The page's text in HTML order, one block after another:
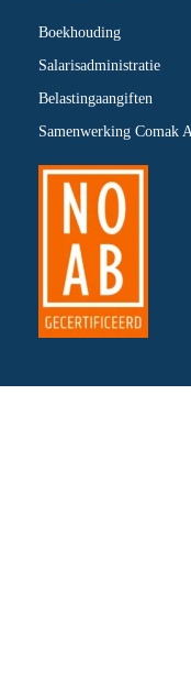
Boekhouding
Salarisadministratie
Belastingaangiften
Samenwerking Comak